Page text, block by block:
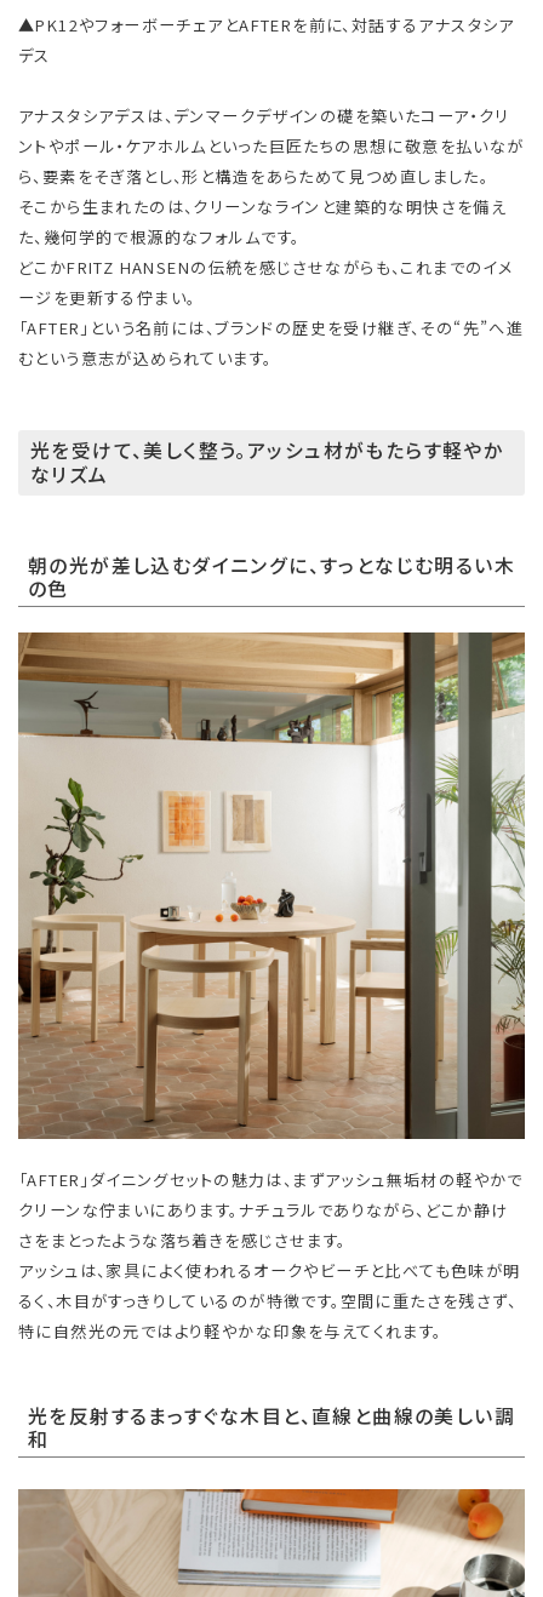
▲PK12やフォーボーチェアとAFTERを前に、対話するアナスタシア
デス
アナスタシアデスは、デンマークデザインの礎を築いたコーア・クリ
ントやポール・ケアホルムといった巨匠たちの思想に敬意を払いなが
ら、要素をそぎ落とし、形と構造をあらためて見つめ直しました。
そこから生まれたのは、クリーンなラインと建築的な明快さを備え
た、幾何学的で根源的なフォルムです。
どこかFRITZ HANSENの伝統を感じさせながらも、これまでのイメ
ージを更新する佇まい。
「AFTER」という名前には、ブランドの歴史を受け継ぎ、その“先”へ進
むという意志が込められています。
光を受けて、美しく整う。アッシュ材がもたらす軽やか
なリズム
朝の光が差し込むダイニングに、すっとなじむ明るい木
の色
「AFTER」ダイニングセットの魅力は、まずアッシュ無垢材の軽やかで
クリーンな佇まいにあります。ナチュラルでありながら、どこか静け
さをまとったような落ち着きを感じさせます。
アッシュは、家具によく使われるオークやビーチと比べても色味が明
るく、木目がすっきりしているのが特徴です。空間に重たさを残さず、
特に自然光の元ではより軽やかな印象を与えてくれます。
光を反射するまっすぐな木目と、直線と曲線の美しい調
和